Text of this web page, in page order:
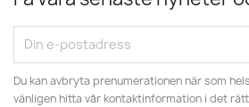
Du kan avbryta prenumerationen när som
vänligen hitta vår kontaktinformation i det